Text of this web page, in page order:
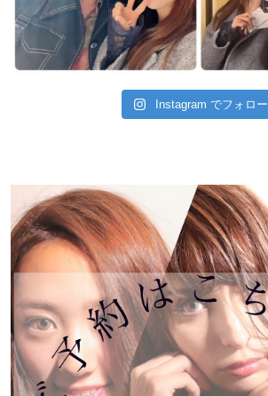
Instagram でフォロー